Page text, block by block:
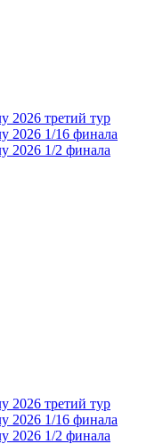
2026 третий тур
2026 1/16 финала
2026 1/2 финала
2026 третий тур
2026 1/16 финала
2026 1/2 финала